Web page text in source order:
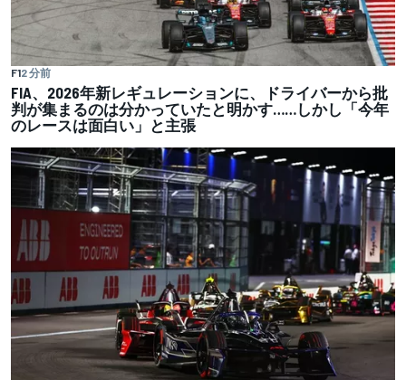
F12 分前
FIA、2026年新レギュレーションに、ドライバーから批
判が集まるのは分かっていたと明かす……しかし「今年
のレースは面白い」と主張